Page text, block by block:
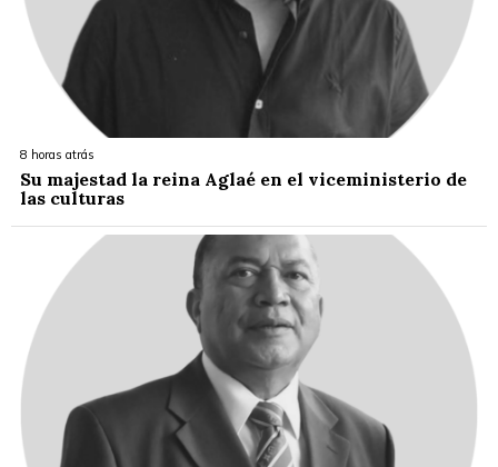
8 horas atrás
Su majestad la reina Aglaé en el viceministerio de
las culturas